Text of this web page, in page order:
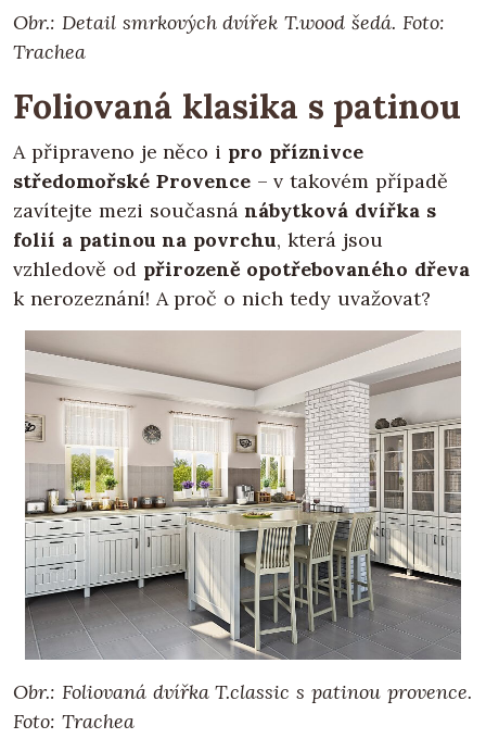
Obr.: Detail smrkových dvířek T.wood šedá. Foto:
Trachea
Foliovaná klasika s patinou
A připraveno je něco i pro příznivce
středomořské Provence– v takovém případě
zavítejte mezi současnánábytková dvířka s
folií a patinou na povrchu, která jsou
vzhledově od přirozeně opotřebovaného dřeva
k nerozeznání! A proč o nich tedy uvažovat?
Obr.: Foliovaná dvířka T.classic s patinou provence.
Foto: Trachea